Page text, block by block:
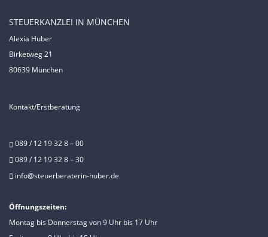
STEUERKANZLEI IN MÜNCHEN
Alexia Huber
Birketweg 21
80639 München
Kontakt/Erstberatung
089 / 12 19 32 8 – 00
089 / 12 19 32 8 – 30
info@steuerberaterin-huber.de
Öffnungszeiten:
Montag bis Donnerstag von 9 Uhr bis 17 Uhr